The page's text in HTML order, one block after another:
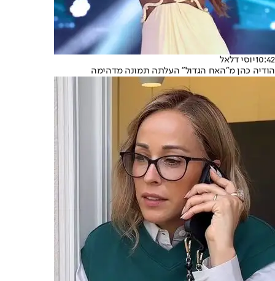
10:42יוסי דלאל
הודיה כהן מ"האח הגדול" העלתה תמונה מדהימה